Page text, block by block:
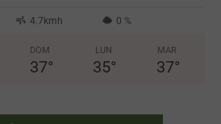
4.7kmh 0 %
DOM
37°
LUN
35°
MAR
37°